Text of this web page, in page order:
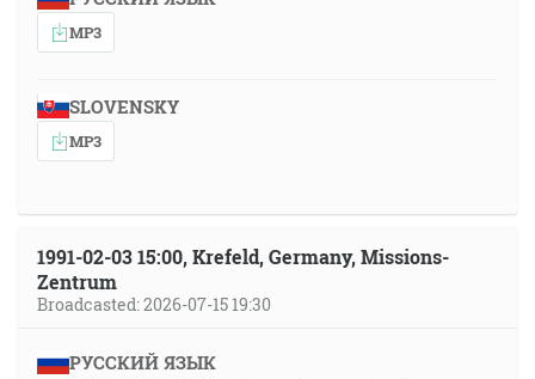
MP3
SLOVENSKY
MP3
1991-02-03 15:00, Krefeld, Germany, Missions-
Zentrum
Broadcasted: 2026-07-15 19:30
РУССКИЙ ЯЗЫК